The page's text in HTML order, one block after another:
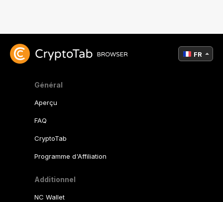
Général
Aperçu
FAQ
CryptoTab
Programme d'Affiliation
Additionnel
NC Wallet
FR